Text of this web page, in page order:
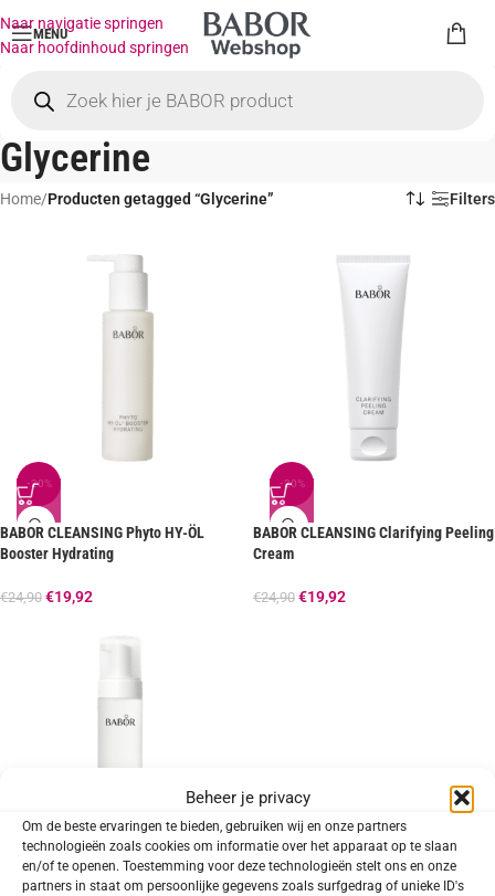
Beheer je privacy
Om de beste ervaringen te bieden, gebruiken wij en onze partners
technologieën zoals cookies om informatie over het apparaat op te slaan
en/of te openen. Toestemming voor deze technologieën stelt ons en onze
partners in staat om persoonlijke gegevens zoals surfgedrag of unieke ID's
Naar navigatie springen
Naar hoofdinhoud springen
MENU
Glycerine
Home/Producten getagged “Glycerine” Filters
-20%
BABOR CLEANSING Phyto HY-ÖL
Booster Hydrating
€24,90 €19,92
-20%
BABOR CLEANSING Clarifying Peeling
Cream
€24,90 €19,92
-20%